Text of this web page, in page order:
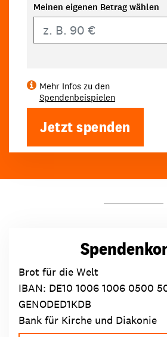
Meinen eigenen Betrag wählen
Mehr Infos zu den
Spendenbeispielen
Jetzt spenden
Brot für die Welt
IBAN: DE10 1006 1006 0500
GENODED1KDB
Bank für Kirche und Diakonie